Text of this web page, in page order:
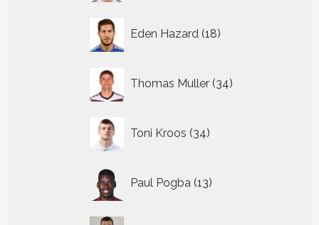
Eden Hazard 18
producten
Thomas Muller 34
producten
Toni Kroos 34
producten
Paul Pogba 13
producten